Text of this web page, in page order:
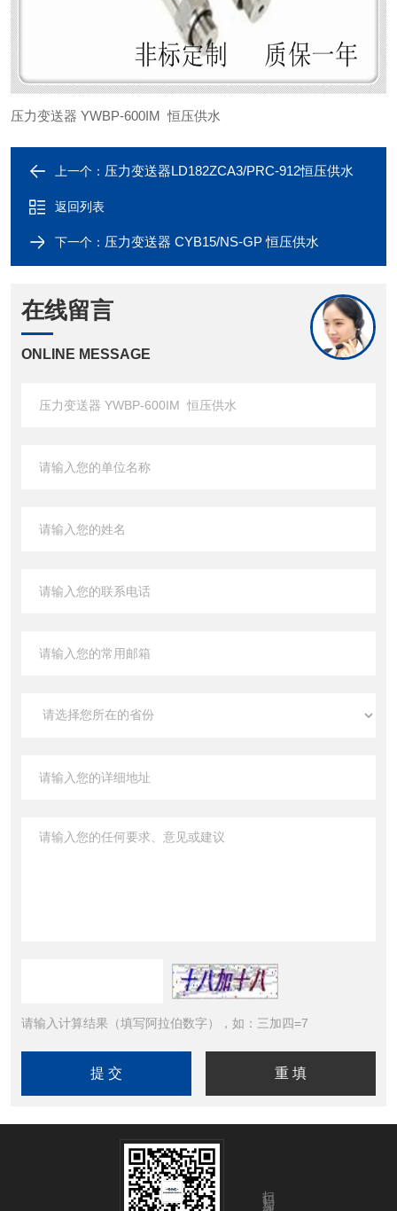
压力变送器 YWBP-600IM 恒压供水
上一个： 压力变送器LD182ZCA3/PRC-912恒压供水
返回列表
下一个： 压力变送器 CYB15/NS-GP 恒压供水
在线留言
ONLINE MESSAGE
请输入计算结果（填写阿拉伯数字），如：三加四=7
扫码加微信